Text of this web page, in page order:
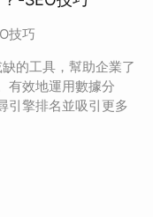
技巧
的工具，幫助企業了
有效地運用數據分
引擎排名並吸引更多